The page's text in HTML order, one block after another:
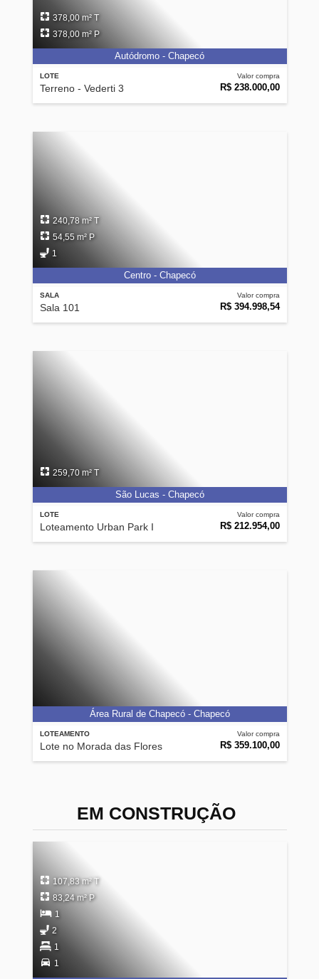
LOTE
Terreno - Vederti 3
Valor compra
R$ 238.000,00
378,00 m² T
378,00 m² P
Autódromo - Chapecó
SALA
Sala 101
Valor compra
R$ 394.998,54
240,78 m² T
54,55 m² P
1
Centro - Chapecó
LOTE
Loteamento Urban Park I
Valor compra
R$ 212.954,00
259,70 m² T
São Lucas - Chapecó
LOTEAMENTO
Lote no Morada das Flores
Valor compra
R$ 359.100,00
Área Rural de Chapecó - Chapecó
EM CONSTRUÇÃO
107,83 m² T
83,24 m² P
1
2
1
1